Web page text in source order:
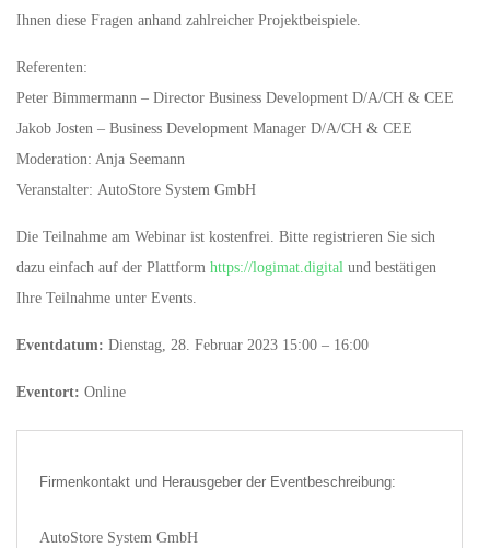
Ihnen diese Fragen anhand zahlreicher Projektbeispiele.
Referenten:
Peter Bimmermann – Director Business Development D/A/CH & CEE
Jakob Josten – Business Development Manager D/A/CH & CEE
Moderation: Anja Seemann
Veranstalter: AutoStore System GmbH
Die Teilnahme am Webinar ist kostenfrei. Bitte registrieren Sie sich
dazu einfach auf der Plattform https://logimat.digital und bestätigen
Ihre Teilnahme unter Events.
Eventdatum: Dienstag, 28. Februar 2023 15:00 – 16:00
Eventort: Online
Firmenkontakt und Herausgeber der Eventbeschreibung:
AutoStore System GmbH